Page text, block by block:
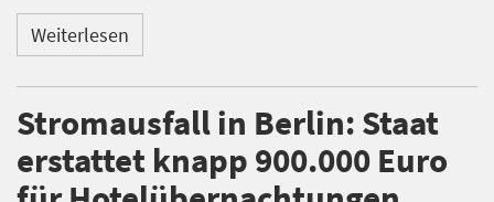
Weiterlesen
Stromausfall in Berlin: Staat
erstattet knapp 900.000 Euro